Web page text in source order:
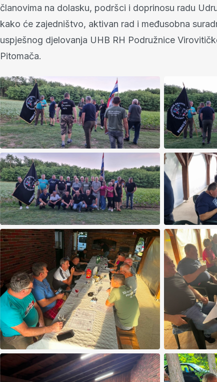
članovima na dolasku, podršci i doprinosu radu
kako će zajedništvo, aktivan rad i međusobna
uspješnog djelovanja UHB RH Podružnice
Pitomača.